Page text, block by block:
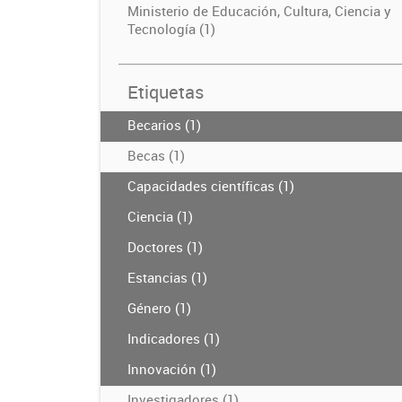
Ministerio de Educación, Cultura, Ciencia y
Tecnología (1)
Etiquetas
Becarios (1)
Becas (1)
Capacidades científicas (1)
Ciencia (1)
Doctores (1)
Estancias (1)
Género (1)
Indicadores (1)
Innovación (1)